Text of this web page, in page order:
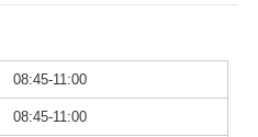
08:45-11:00
08:45-11:00